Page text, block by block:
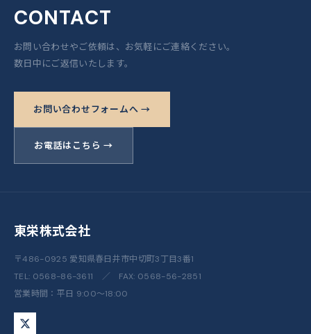
CONTACT
お問い合わせやご依頼は、お気軽にご連絡ください。
数日中にご返信いたします。
お問い合わせフォームへ →
お電話はこちら →
東栄株式会社
〒486-0925 愛知県春日井市中切町3丁目3番1
TEL: 0568-86-3611 ／ FAX: 0568-56-2851
営業時間：平日 9:00〜18:00